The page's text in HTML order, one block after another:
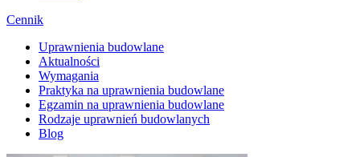
Cennik
Uprawnienia budowlane
Aktualności
Wymagania
Praktyka na uprawnienia budowlane
Egzamin na uprawnienia budowlane
Rodzaje uprawnień budowlanych
Blog